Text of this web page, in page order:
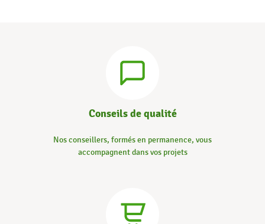
Conseils de qualité
Nos conseillers, formés en permanence, vous
accompagnent dans vos projets